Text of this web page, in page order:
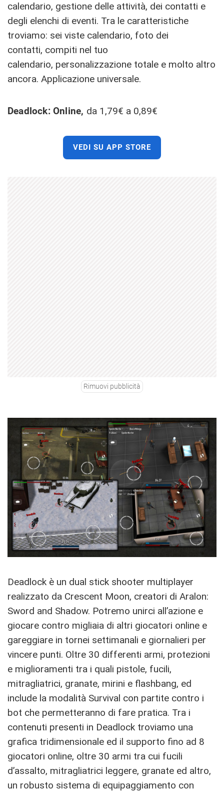
calendario, gestione delle attività, dei contatti e
degli elenchi di eventi. Tra le caratteristiche
troviamo: sei viste calendario, foto dei
contatti, compiti nel tuo
calendario, personalizzazione totale e molto altro
ancora. Applicazione universale.
Deadlock: Online, da 1,79€ a 0,89€
VEDI SU APP STORE
Rimuovi pubblicità
Deadlock è un dual stick shooter multiplayer
realizzato da Crescent Moon, creatori di Aralon:
Sword and Shadow. Potremo unirci all’azione e
giocare contro migliaia di altri giocatori online e
gareggiare in tornei settimanali e giornalieri per
vincere punti. Oltre 30 differenti armi, protezioni
e miglioramenti tra i quali pistole, fucili,
mitragliatrici, granate, mirini e flashbang, ed
include la modalità Survival con partite contro i
bot che permetteranno di fare pratica. Tra i
contenuti presenti in Deadlock troviamo una
grafica tridimensionale ed il supporto fino ad 8
giocatori online, oltre 30 armi tra cui fucili
d’assalto, mitragliatrici leggere, granate ed altro,
un robusto sistema di equipaggiamento con